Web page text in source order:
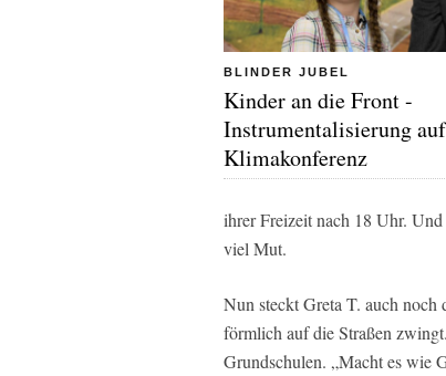
BLINDER JUBEL
Kinder an die Front -
Instrumentalisierung
Klimakonferenz
ihrer Freizeit nach 18 Uhr.
viel Mut.
Nun steckt Greta T. auch noch
förmlich auf die Straßen
Grundschulen. „Macht es wie